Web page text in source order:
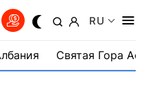
RU
Святая Гора